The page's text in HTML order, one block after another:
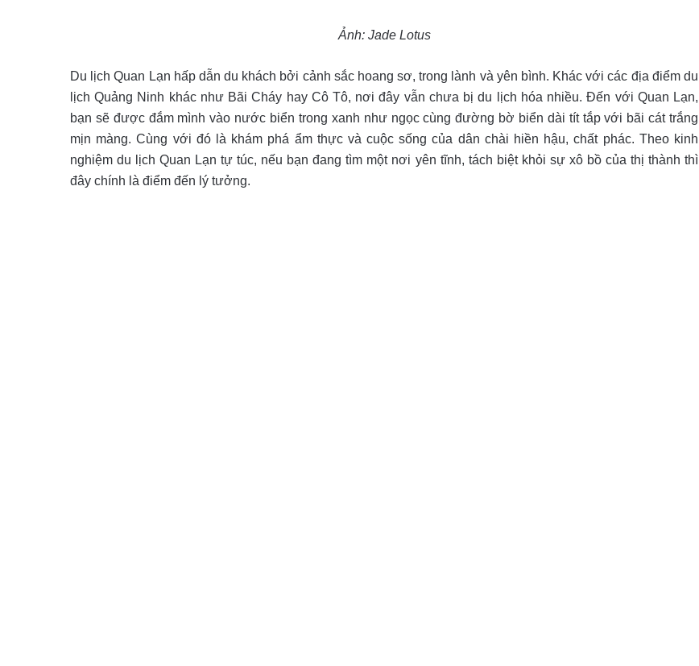
Ảnh: Jade Lotus
Du lịch Quan Lạn hấp dẫn du khách bởi cảnh sắc hoang sơ, trong lành và yên bình. Khác với các địa điểm du
lịch Quảng Ninh khác như Bãi Cháy hay Cô Tô, nơi đây vẫn chưa bị du lịch hóa nhiều. Đến với Quan Lạn,
bạn sẽ được đắm mình vào nước biển trong xanh như ngọc cùng đường bờ biển dài tít tắp với bãi cát trắng
mịn màng. Cùng với đó là khám phá ẩm thực và cuộc sống của dân chài hiền hậu, chất phác. Theo kinh
nghiệm du lịch Quan Lạn tự túc, nếu bạn đang tìm một nơi yên tĩnh, tách biệt khỏi sự xô bồ của thị thành thì
đây chính là điểm đến lý tưởng.